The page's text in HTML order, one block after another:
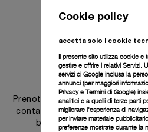
Prenota un appuntamento in
contatta il nostro concierge
beneficiare dei consigli e
Cookie policy
accetta solo i cookie
Il presente sito utilizza cookie e
gestire e offrire i relativi Servizi.
servizi di Google inclusa la
annunci (per maggiori
Privacy e Termini di Google)
analitici e a quelli di terze parti
migliorare l'esperienza di
per inviare materiale
preferenze mostrate durante la